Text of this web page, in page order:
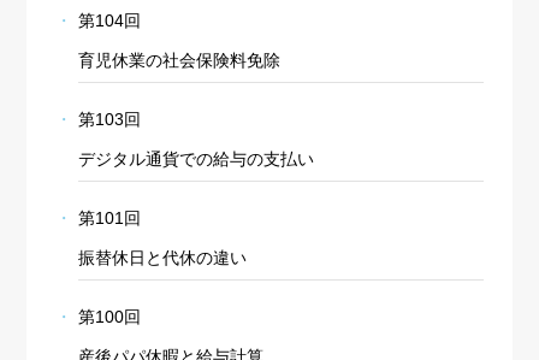
第104回
育児休業の社会保険料免除
第103回
デジタル通貨での給与の支払い
第101回
振替休日と代休の違い
第100回
産後パパ休暇と給与計算